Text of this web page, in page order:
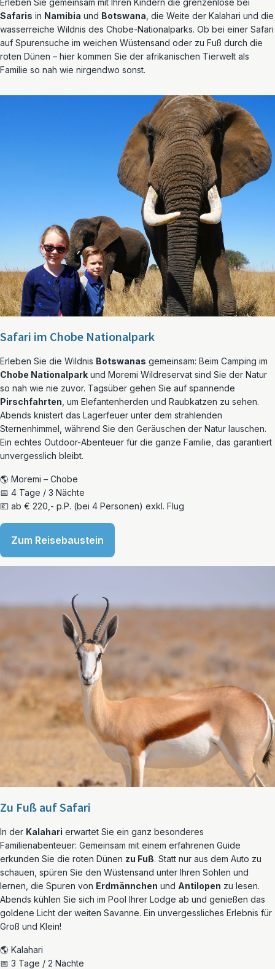
Erleben Sie gemeinsam mit Ihren Kindern die grenzenlose bei
Safaris in Namibia und Botswana , die Weite der Kalahari und die
wasserreiche Wildnis des Chobe-Nationalparks. Ob bei einer Safari
auf Spurensuche im weichen Wüstensand oder zu Fuß durch die
roten Dünen – hier kommen Sie der afrikanischen Tierwelt als
Familie so nah wie nirgendwo sonst.
Safari im Chobe Nationalpark
Erleben Sie die Wildnis Botswanas gemeinsam: Beim Camping im
Chobe Nationalpark und Moremi Wildreservat sind Sie der Natur
so nah wie nie zuvor. Tagsüber gehen Sie auf spannende
Pirschfahrten , um Elefantenherden und Raubkatzen zu sehen.
Abends knistert das Lagerfeuer unter dem strahlenden
Sternenhimmel, während Sie den Geräuschen der Natur lauschen.
Ein echtes Outdoor-Abenteuer für die ganze Familie, das garantiert
unvergesslich bleibt.
🌎 Moremi – Chobe
📅 4 Tage / 3 Nächte
💶 ab € 220,- p.P. (bei 4 Personen) exkl. Flug
Zum Reisebaustein
Zu Fuß auf Safari
In der Kalahari erwartet Sie ein ganz besonderes
Familienabenteuer: Gemeinsam mit einem erfahrenen Guide
erkunden Sie die roten Dünen zu Fuß. Statt nur aus dem Auto zu
schauen, spüren Sie den Wüstensand unter Ihren Sohlen und
lernen, die Spuren von Erdmännchen und Antilopen zu lesen.
Abends kühlen Sie sich im Pool Ihrer Lodge ab und genießen das
goldene Licht der weiten Savanne. Ein unvergessliches Erlebnis für
Groß und Klein!
🌎 Kalahari
📅 3 Tage / 2 Nächte